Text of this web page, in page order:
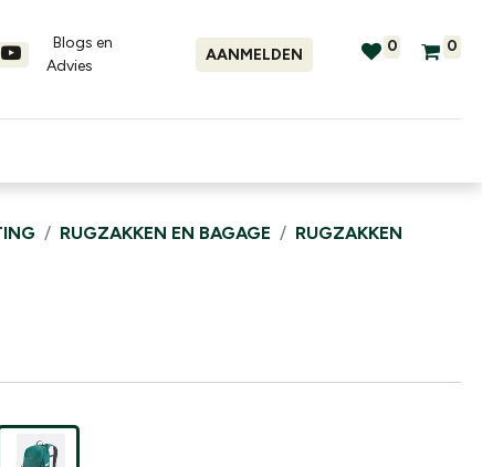
Blogs en
Advies​
AANMELDEN 0 0
RUGZAKKEN EN BAGAGE
RUGZAKKEN